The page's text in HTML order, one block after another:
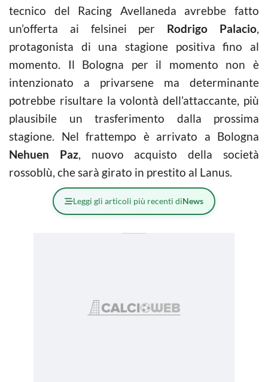
tecnico del Racing Avellaneda avrebbe fatto
un’offerta ai felsinei per Rodrigo Palacio,
protagonista di una stagione positiva fino al
momento. Il Bologna per il momento non è
intenzionato a privarsene ma determinante
potrebbe risultare la volontà dell’attaccante, più
plausibile un trasferimento dalla prossima
stagione. Nel frattempo è arrivato a Bologna
Nehuen Paz, nuovo acquisto della società
rossoblù, che sarà girato in prestito al Lanus.
Leggi gli articoli più recenti diNews